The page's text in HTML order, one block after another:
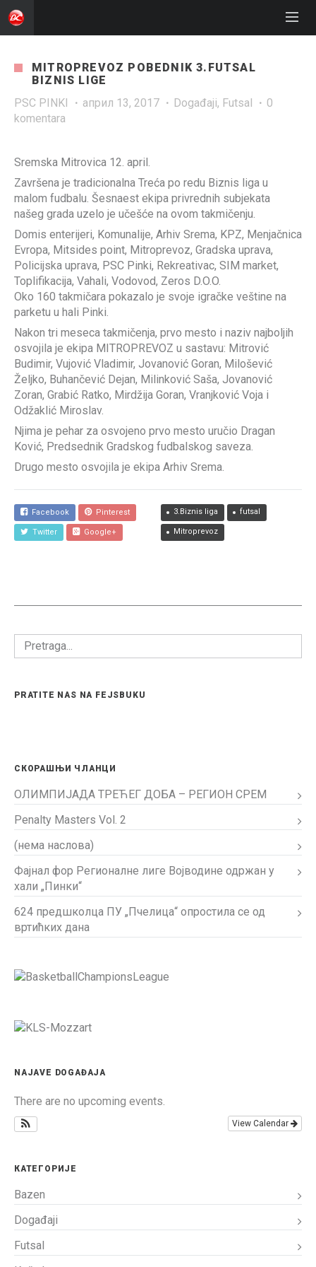
MITROPREVOZ POBEDNIK 3.FUTSAL
BIZNIS LIGE
PSC PINKI
· април 13, 2017 · Događaji, Futsal · 0
komentara
Sremska Mitrovica 12. april.
Završena je tradicionalna Treća po redu Biznis liga u
malom fudbalu. Šesnaest ekipa privrednih subjekata
našeg grada uzelo je učešće na ovom takmičenju.
Domis enterijeri, Komunalije, Arhiv Srema, KPZ, Menjačnica
Evropa, Mitsides point, Mitroprevoz, Gradska uprava,
Policijska uprava, PSC Pinki, Rekreativac, SIM market,
Toplifikacija, Vahali, Vodovod, Zeros D.O.O.
Oko 160 takmičara pokazalo je svoje igračke veštine na
parketu u hali Pinki.
Nakon tri meseca takmičenja, prvo mesto i naziv najboljih
osvojila je ekipa MITROPREVOZ u sastavu: Mitrović
Budimir, Vujović Vladimir, Jovanović Goran, Milošević
Željko, Buhančević Dejan, Milinković Saša, Jovanović
Zoran, Grabić Ratko, Mirdžija Goran, Vranjković Voja i
Odžaklić Miroslav.
Njima je pehar za osvojeno prvo mesto uručio Dragan
Ković, Predsednik Gradskog fudbalskog saveza.
Drugo mesto osvojila je ekipa Arhiv Srema.
Facebook Pinterest
Twitter Google+
3.Biznis liga futsal
Mitroprevoz
PRATITE NAS NA FEJSBUKU
СКОРАШЊИ ЧЛАНЦИ
ОЛИМПИЈАДА ТРЕЋЕГ ДОБА – РЕГИОН СРЕМ
Penalty Masters Vol. 2
(нема наслова)
Фајнал фор Регионалне лиге Војводине одржан у
хали „Пинки“
624 предшколца ПУ „Пчелица“ опростила се од
вртићких дана
NAJAVE DOGAĐAJA
There are no upcoming events.
View Calendar
КАТЕГОРИЈЕ
Bazen
Događaji
Futsal